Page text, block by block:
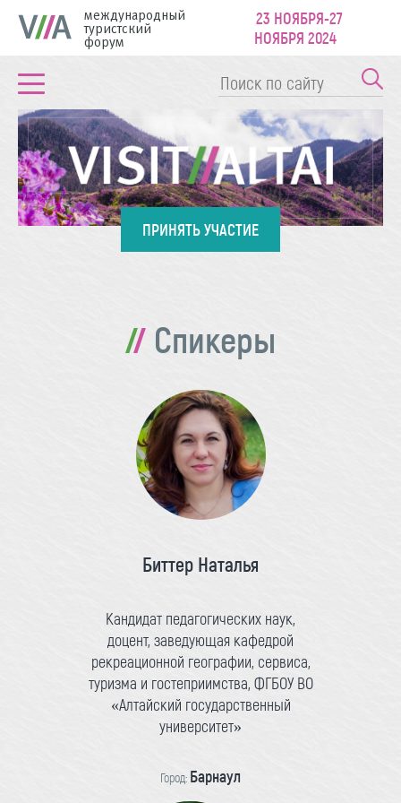
международный
туристский
форум
23 НОЯБРЯ-27
НОЯБРЯ 2024
ПРИНЯТЬ УЧАСТИЕ
Спикеры
Биттер Наталья
Кандидат педагогических наук,
доцент, заведующая кафедрой
рекреационной географии, сервиса,
туризма и гостеприимства, ФГБОУ ВО
«Алтайский государственный
университет»
Город: Барнаул